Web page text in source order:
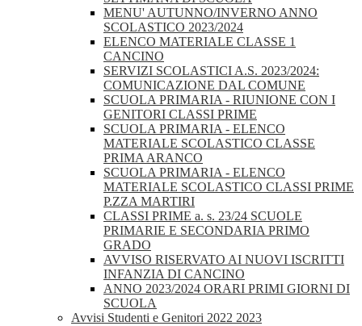
MENU' AUTUNNO/INVERNO ANNO
SCOLASTICO 2023/2024
ELENCO MATERIALE CLASSE 1
CANCINO
SERVIZI SCOLASTICI A.S. 2023/2024:
COMUNICAZIONE DAL COMUNE
SCUOLA PRIMARIA - RIUNIONE CON I
GENITORI CLASSI PRIME
SCUOLA PRIMARIA - ELENCO
MATERIALE SCOLASTICO CLASSE
PRIMA ARANCO
SCUOLA PRIMARIA - ELENCO
MATERIALE SCOLASTICO CLASSI PRIME
P.ZZA MARTIRI
CLASSI PRIME a. s. 23/24 SCUOLE
PRIMARIE E SECONDARIA PRIMO
GRADO
AVVISO RISERVATO AI NUOVI ISCRITTI
INFANZIA DI CANCINO
ANNO 2023/2024 ORARI PRIMI GIORNI DI
SCUOLA
Avvisi Studenti e Genitori 2022 2023